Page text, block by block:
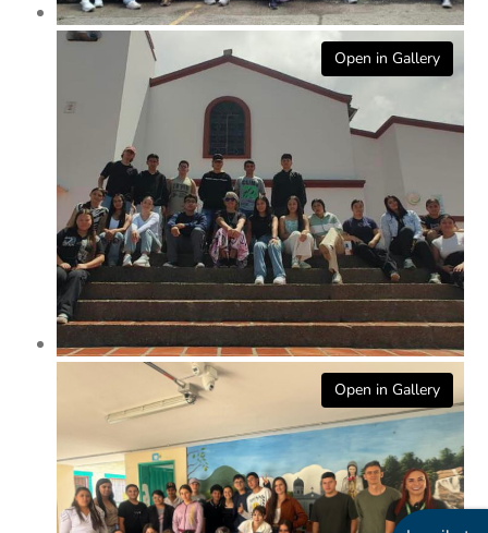
Open in Gallery
Open in Gallery